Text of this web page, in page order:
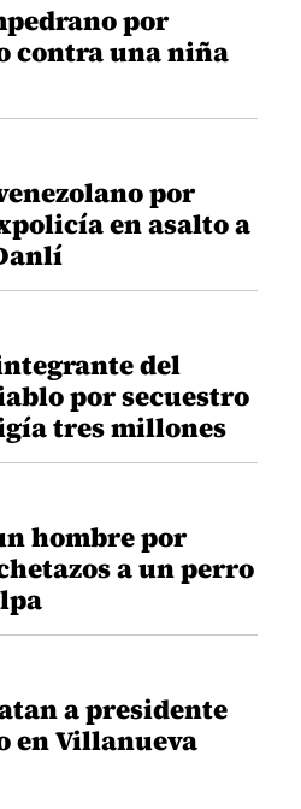
por
contra una niña
por
en asalto a
del
por secuestro
tres millones
hombre por
a un perro
a presidente
en Villanueva